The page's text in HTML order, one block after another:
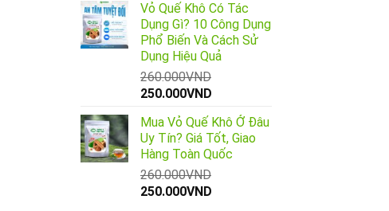
là:
260.000VND.
tại
là:
250.000VND.
Vỏ Quế Khô Có Tác
Dụng Gì? 10 Công Dụng
Phổ Biến Và Cách Sử
Dụng Hiệu Quả
260.000VND
Giá
là:
260.000VND.
250.000VND
tại
là:
250.000VND.
Mua Vỏ Quế Khô Ở Đâu
Uy Tín? Giá Tốt, Giao
Hàng Toàn Quốc
260.000VND
Giá
250.000VND